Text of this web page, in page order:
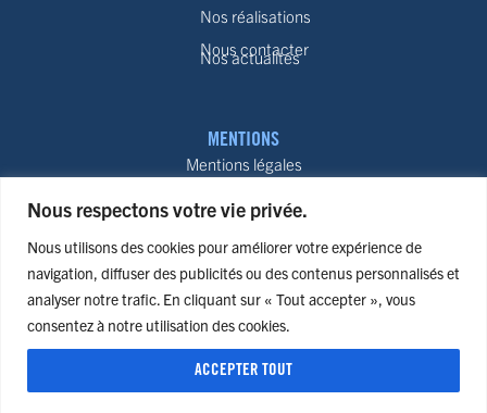
Nous respectons votre vie privée.
Nous utilisons des cookies pour améliorer votre expérience de
navigation, diffuser des publicités ou des contenus personnalisés et
analyser notre trafic. En cliquant sur « Tout accepter », vous
consentez à notre utilisation des cookies.
ACCEPTER TOUT
Nos réalisations
Nous contacter
Nos actualités
MENTIONS
Mentions légales
Politique de remboursement
Plan du site